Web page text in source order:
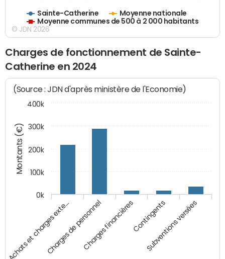
Sainte-Catherine
Moyenne nationale
Moyenne communes de 500 à 2 000 habitants
© JDN 2026
Charges de fonctionnement de Sainte-
Catherine en 2024
Montants (€)
(Source : JDN d'après ministère de l'Economie)
Achats et charges exte…Charges de personnelCharges financièresContingents
Subventions versées
0k
100k
200k
300k
400k